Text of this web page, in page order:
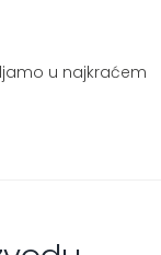
u najkraćem